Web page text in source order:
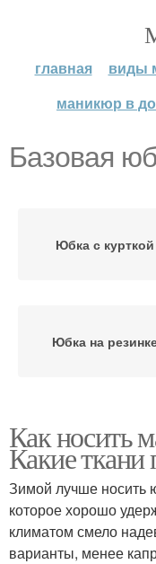
главная виды
маникюр в
Базовая
Юбка с курткой
Юбка на
Длинная юбка
Пуховик под
Как носить
Какие ткани
Зимой лучше носить
которое хорошо
климатом смело
варианты, менее